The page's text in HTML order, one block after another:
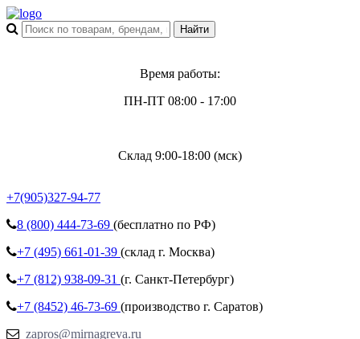
Время работы:
ПН-ПТ 08:00 - 17:00
Склад 9:00-18:00 (мск)
+7(905)327-94-77
8 (800) 444-73-69 (бесплатно по РФ)
+7 (495) 661-01-39 (склад г. Москва)
+7 (812) 938-09-31 (г. Санкт-Петербург)
+7 (8452) 46-73-69 (производство г. Саратов)
zapros@mirnagreva.ru